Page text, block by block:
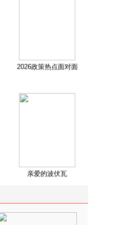
2026政策热点面对面
亲爱的波伏瓦